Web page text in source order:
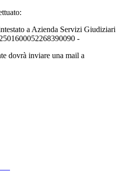
a Azienda Servizi Giudiziari
-
dovrà inviare una mail a